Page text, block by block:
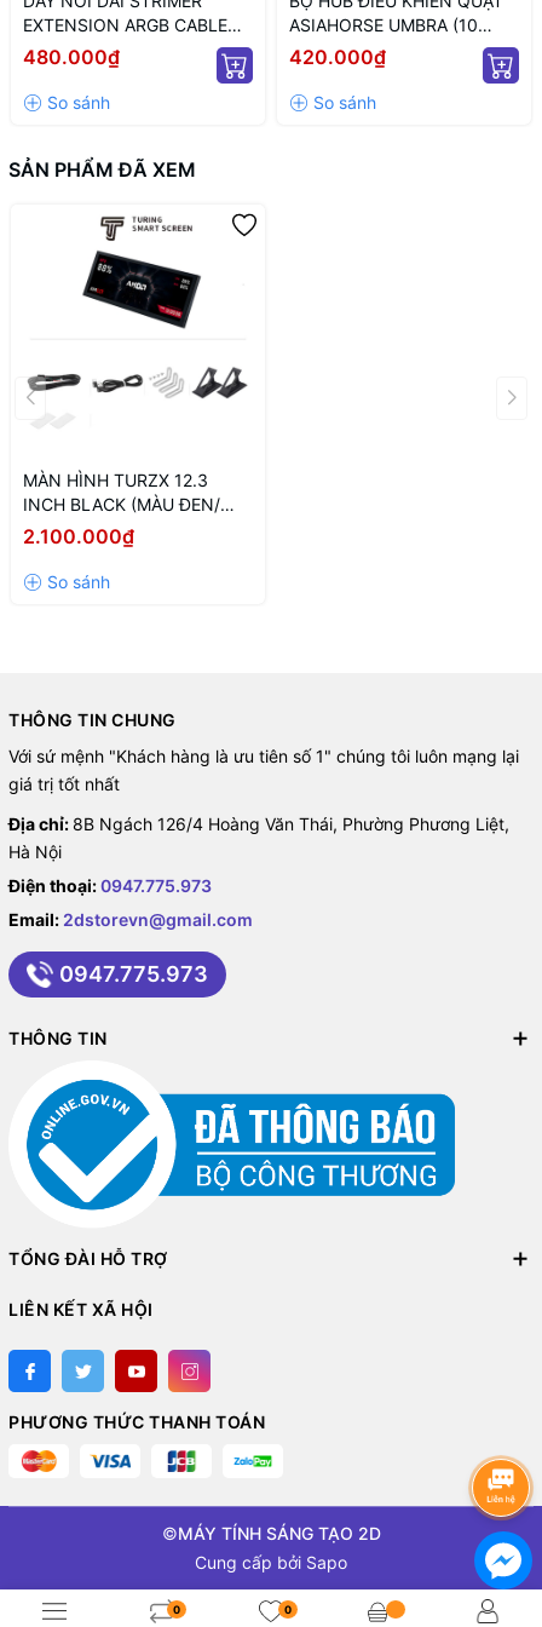
đảm bảo độ ổn định.
EXTENSION ARGB CABLE
12+4 TO 12P+4P WHITE
(MÀU TRẮNG/ 12VHPWR)
480.000₫
ASIAHORSE UMBRA (10
CỔNG KẾT NỐI PWM VÀ 5V
ARGB/ NGUỒN SATA)
420.000₫
SẢN PHẨM ĐÃ XEM
MÀN HÌNH TURZX 12.3
INCH BLACK (MÀU ĐEN/
Hiển thị thông số PC/ Tấm
2.100.000₫
THÔNG TIN CHUNG
Với sứ mệnh "Khách hàng là ưu tiên số 1" chúng tôi luôn mạng lại
giá trị tốt nhất
Địa chỉ: 8B Ngách 126/4 Hoàng Văn Thái, Phường Phương Liệt,
Hà Nội
Điện thoại:0947.775.973
Email: 2dstorevn@gmail.com
0947.775.973
THÔNG TIN
TỔNG ĐÀI HỖ TRỢ
LIÊN KẾT XÃ HỘI
PHƯƠNG THỨC THANH TOÁN
©MÁY TÍNH SÁNG TẠO 2D
Cung cấp bởi Sapo
0 0